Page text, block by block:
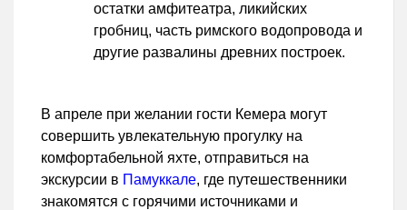
остатки амфитеатра, ликийских
гробниц, часть римского водопровода и
другие развалины древних построек.
В апреле при желании гости Кемера могут
совершить увлекательную прогулку на
комфортабельной яхте, отправиться на
экскурсии в Памуккале, где путешественники
знакомятся с горячими источниками и